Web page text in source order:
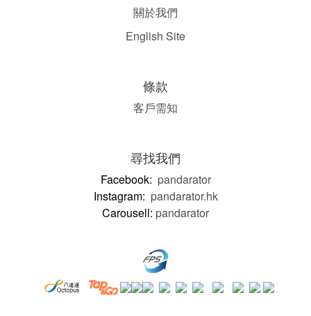
關於我們
English Site
條款
客戶需知
尋找我們
Facebook: pandarator
Instagram: pandarator.hk
Carousell: pandarator